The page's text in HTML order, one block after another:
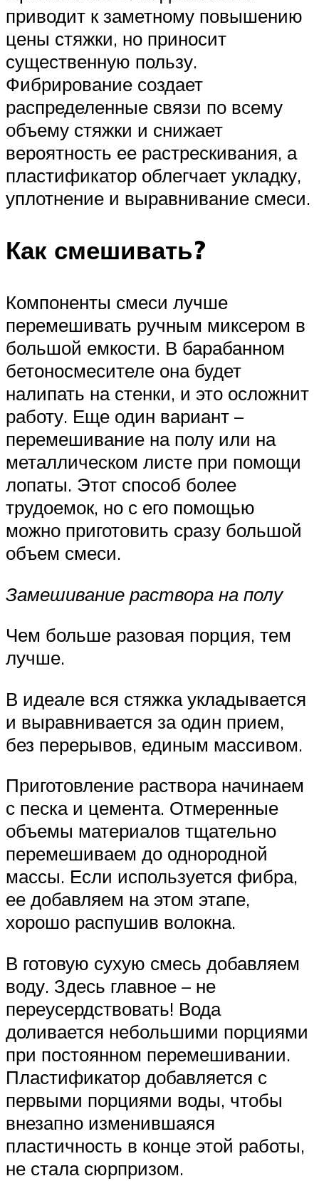
приводит к заметному повышению
цены стяжки, но приносит
существенную пользу.
Фибрирование создает
распределенные связи по всему
объему стяжки и снижает
вероятность ее растрескивания, а
пластификатор облегчает укладку,
уплотнение и выравнивание смеси.
Как смешивать?
Компоненты смеси лучше
перемешивать ручным миксером в
большой емкости. В барабанном
бетоносмесителе она будет
налипать на стенки, и это осложнит
работу. Еще один вариант –
перемешивание на полу или на
металлическом листе при помощи
лопаты. Этот способ более
трудоемок, но с его помощью
можно приготовить сразу большой
объем смеси.
Замешивание раствора на полу
Чем больше разовая порция, тем
лучше.
В идеале вся стяжка укладывается
и выравнивается за один прием,
без перерывов, единым массивом.
Приготовление раствора начинаем
с песка и цемента. Отмеренные
объемы материалов тщательно
перемешиваем до однородной
массы. Если используется фибра,
ее добавляем на этом этапе,
хорошо распушив волокна.
В готовую сухую смесь добавляем
воду. Здесь главное – не
переусердствовать! Вода
доливается небольшими порциями
при постоянном перемешивании.
Пластификатор добавляется с
первыми порциями воды, чтобы
внезапно изменившаяся
пластичность в конце этой работы,
не стала сюрпризом.